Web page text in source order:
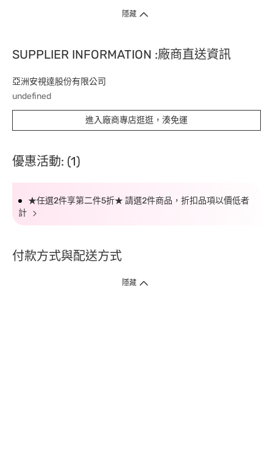
隱藏
SUPPLIER INFORMATION :廠商直送資訊
亞洲安視達股份有限公司
undefined
進入廠商專店逛逛，湊免運
優惠活動: (1)
★任選2件享第二件5折★ 請選2件商品，折扣品項以價低者
計
付款方式與配送方式
隱藏